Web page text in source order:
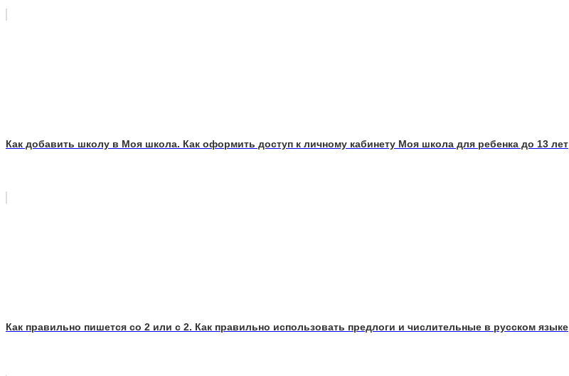
Как добавить школу в Моя школа. Как оформить доступ к личному кабинету Моя школа для ребенка до 13 лет
Как правильно пишется со 2 или с 2. Как правильно использовать предлоги и числительные в русском языке